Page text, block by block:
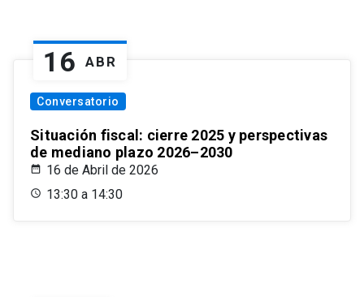
16 ABR
Conversatorio
Situación fiscal: cierre 2025 y perspectivas
de mediano plazo 2026–2030
16 de Abril de 2026
13:30 a 14:30